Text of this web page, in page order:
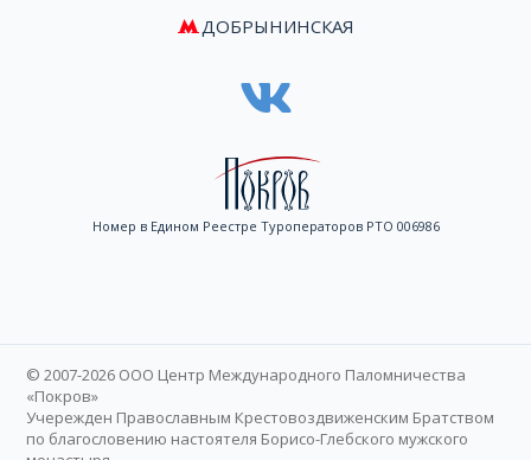
ДОБРЫНИНСКАЯ
Номер в Едином Реестре Туроператоров РТО 006986
© 2007-2026 ООО Центр Международного Паломничества
«Покров»
Учережден Православным Крестовоздвиженским Братством
по благословению настоятеля Борисо-Глебского мужского